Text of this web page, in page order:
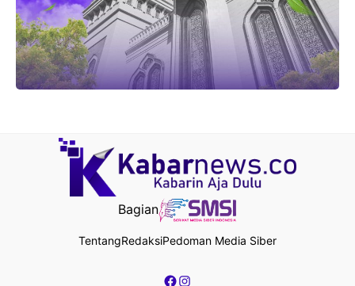
Bagian
TentangRedaksiPedoman Media Siber
Facebook
Instagram